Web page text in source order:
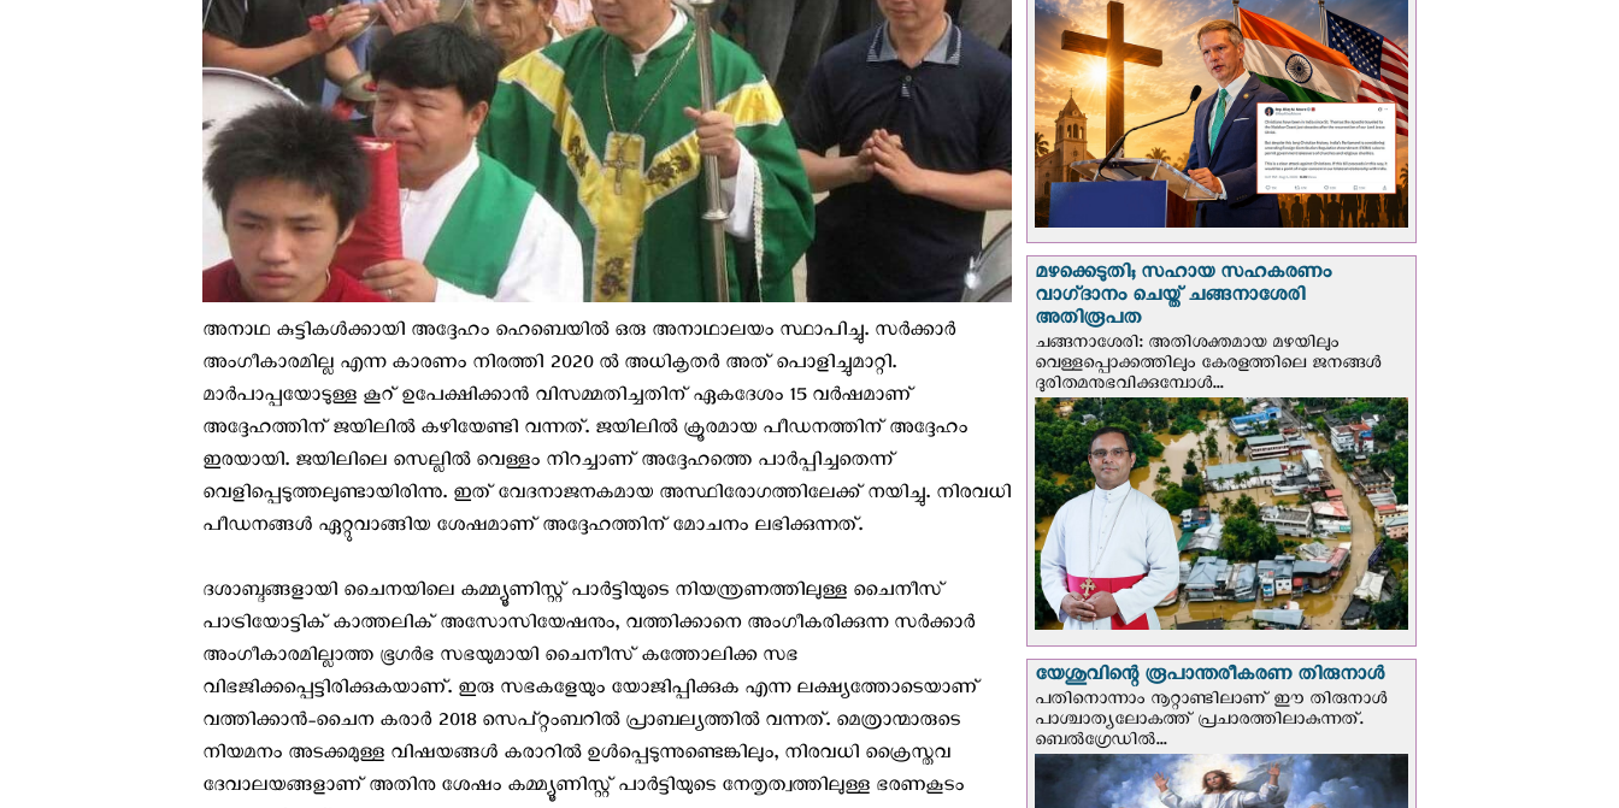
അനാഥ കുട്ടികൾക്കായി അദ്ദേഹം ഹെബെയിൽ ഒരു അനാഥാലയം സ്ഥാപിച്ചു. സർക്കാർ
അംഗീകാരമില്ല എന്ന കാരണം നിരത്തി 2020 ൽ അധികൃതർ അത് പൊളിച്ചുമാറ്റി.
മാര്‍പാപ്പയോടുള്ള കൂറ് ഉപേക്ഷിക്കാൻ വിസമ്മതിച്ചതിന് ഏകദേശം 15 വർഷമാണ്
അദ്ദേഹത്തിന് ജയിലിൽ കഴിയേണ്ടി വന്നത്. ജയിലിൽ ക്രൂരമായ പീഡനത്തിന് അദ്ദേഹം
ഇരയായി. ജയിലിലെ സെല്ലില്‍ വെള്ളം നിറച്ചാണ് അദ്ദേഹത്തെ പാര്‍പ്പിച്ചതെന്ന്
വെളിപ്പെടുത്തലുണ്ടായിരിന്നു. ഇത് വേദനാജനകമായ അസ്ഥിരോഗത്തിലേക്ക് നയിച്ചു. നിരവധി
പീഡനങ്ങള്‍ ഏറ്റുവാങ്ങിയ ശേഷമാണ് അദ്ദേഹത്തിന് മോചനം ലഭിക്കുന്നത്.
ദശാബ്ദങ്ങളായി ചൈനയിലെ കമ്മ്യൂണിസ്റ്റ് പാര്‍ട്ടിയുടെ നിയന്ത്രണത്തിലുള്ള ചൈനീസ്
പാട്രിയോട്ടിക് കാത്തലിക് അസോസിയേഷനും, വത്തിക്കാനെ അംഗീകരിക്കുന്ന സര്‍ക്കാര്‍
അംഗീകാരമില്ലാത്ത ഭൂഗര്‍ഭ സഭയുമായി ചൈനീസ് കത്തോലിക്ക സഭ
വിഭജിക്കപ്പെട്ടിരിക്കുകയാണ്. ഇരു സഭകളേയും യോജിപ്പിക്കുക എന്ന ലക്ഷ്യത്തോടെയാണ്
വത്തിക്കാന്‍-ചൈന കരാര്‍ 2018 സെപ്റ്റംബറില്‍ പ്രാബല്യത്തില്‍ വന്നത്. മെത്രാന്മാരുടെ
നിയമനം അടക്കമുള്ള വിഷയങ്ങള്‍ കരാറില്‍ ഉള്‍പ്പെടുന്നുണ്ടെങ്കിലും, നിരവധി ക്രൈസ്തവ
ദേവാലയങ്ങളാണ് അതിനു ശേഷം കമ്മ്യൂണിസ്റ്റ് പാര്‍ട്ടിയുടെ നേതൃത്വത്തിലുള്ള ഭരണകൂടം
മഴക്കെടുതി; സഹായ സഹകരണം
വാഗ്‌ദാനം ചെയ്ത് ചങ്ങനാശേരി
അതിരൂപത
ചങ്ങനാശേരി: അതിശക്തമായ മഴയിലും
വെള്ളപ്പൊക്കത്തിലും കേരളത്തിലെ ജനങ്ങൾ
ദുരിതമനുഭവിക്കുമ്പോൾ...
യേശുവിന്റെ രൂപാന്തരീകരണ തിരുനാള്‍
പതിനൊന്നാം നൂറ്റാണ്ടിലാണ് ഈ തിരുനാള്‍
പാശ്ചാത്യലോകത്ത് പ്രചാരത്തിലാകുന്നത്.
ബെല്‍ഗ്രേഡില്‍...